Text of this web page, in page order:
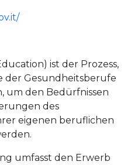
ist der Prozess,
der Gesundheitsberufe
um den Bedürfnissen
des
eigenen beruflichen
umfasst den Erwerb